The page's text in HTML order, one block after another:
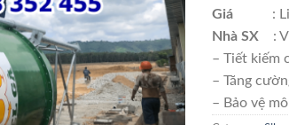
rating
Giá :
Nhà SX :
– Tiết kiếm
– Tăng
– Bảo vệ